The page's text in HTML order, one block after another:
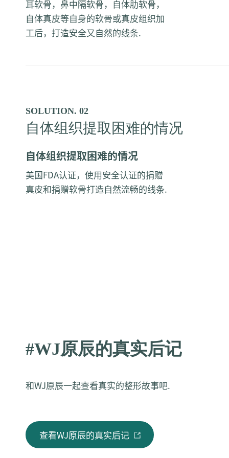
耳软骨，鼻中隔软骨，自体肋软骨，
自体真皮等自身的软骨或真皮组织加
工后，打造安全又自然的线条.
SOLUTION. 02
自体组织提取困难的情况
自体组织提取困难的情况
美国FDA认证，使用安全认证的捐赠
真皮和捐赠软骨打造自然流畅的线条.
#WJ原辰的真实后记
和WJ原辰一起查看真实的整形故事吧.
查看WJ原辰的真实后记